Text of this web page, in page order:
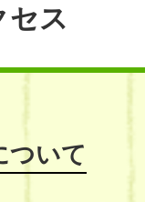
セス
ついて